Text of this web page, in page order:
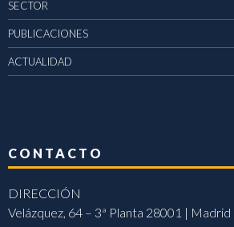
SECTOR
PUBLICACIONES
ACTUALIDAD
CONTACTO
DIRECCIÓN
Velázquez, 64 – 3ª Planta 28001 | Madrid